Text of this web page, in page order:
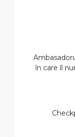
în care îl